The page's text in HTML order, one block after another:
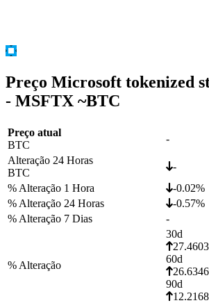
Preço Microsoft tokenized
- MSFTX ~BTC
Preço atual
BTC
-
Alteração 24 Horas
BTC
-
% Alteração 1 Hora
-0.02%
% Alteração 24 Horas
-0.57%
% Alteração 7 Dias
-
% Alteração
30d
60d
90d